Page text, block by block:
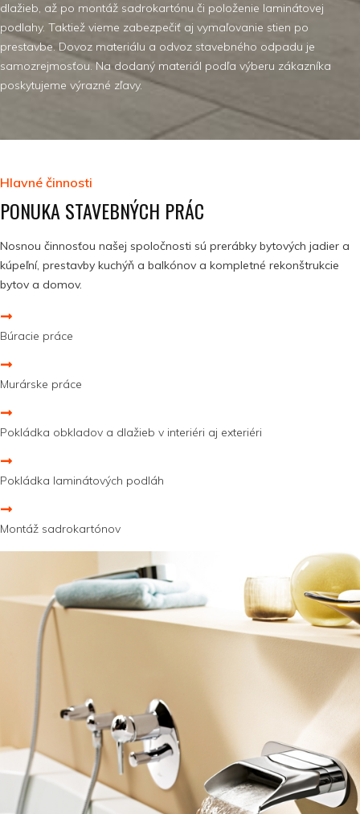
dlažieb, až po montáž sadrokartónu či položenie laminátovej
podlahy. Taktiež vieme zabezpečiť aj vymaľovanie stien po
prestavbe. Dovoz materiálu a odvoz stavebného odpadu je
samozrejmosťou. Na dodaný materiál podľa výberu zákazníka
poskytujeme výrazné zľavy.
Hlavné činnosti
PONUKA STAVEBNÝCH PRÁC
Nosnou činnosťou našej spoločnosti sú prerábky bytových jadier a
kúpeľní, prestavby kuchýň a balkónov a kompletné rekonštrukcie
bytov a domov.
Búracie práce
Murárske práce
Pokládka obkladov a dlažieb v interiéri aj exteriéri
Pokládka laminátových podláh
Montáž sadrokartónov